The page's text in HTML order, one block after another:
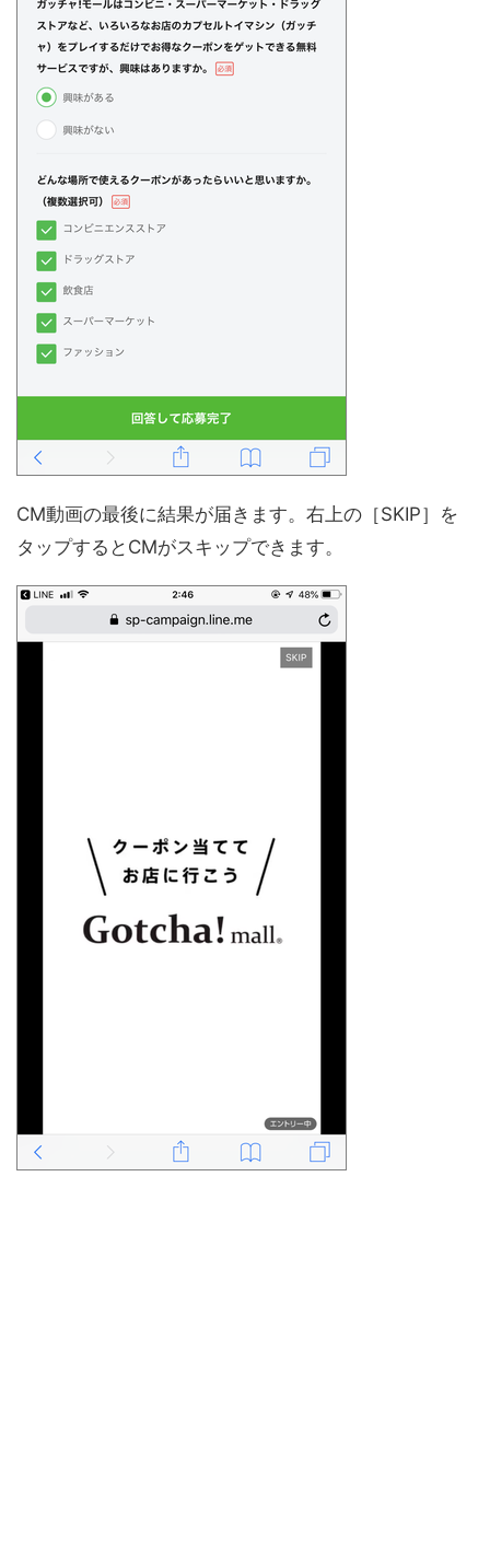
CM動画の最後に結果が届きます。右上の［SKIP］を
タップするとCMがスキップできます。